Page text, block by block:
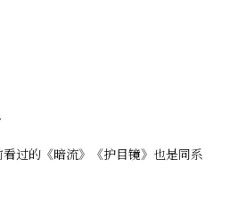
过的《暗流》《护目镜》也是同系